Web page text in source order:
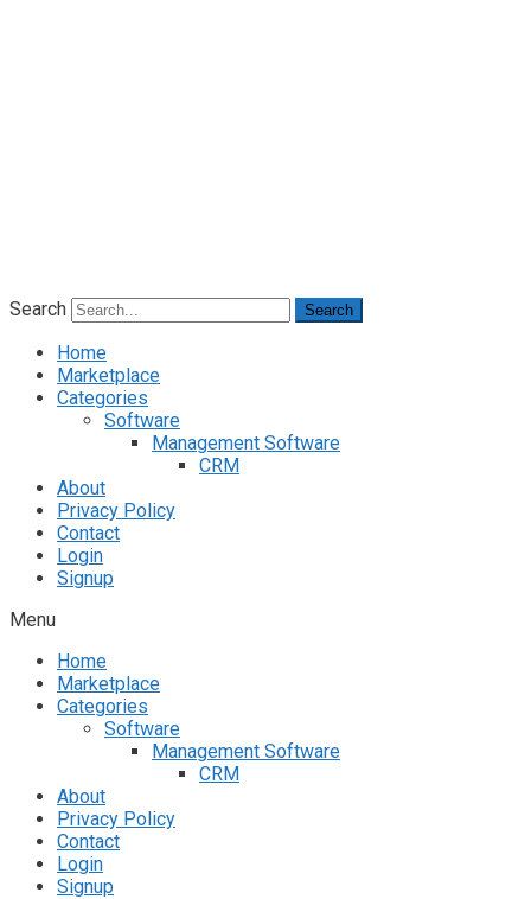
Search Search
Home
Marketplace
Categories
Software
Management Software
CRM
About
Privacy Policy
Contact
Login
Signup
Menu
Home
Marketplace
Categories
Software
Management Software
CRM
About
Privacy Policy
Contact
Login
Signup